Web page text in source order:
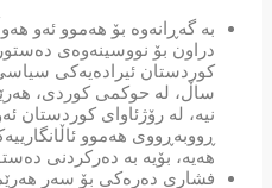
بە گەڕانەوە بۆ هەموو ئەو
دراون بۆ نووسینەوەی
ساڵ، لە حوکمی کوردی،
نیە، لە رۆژئاوای کوردستان
ڕووبەڕووی هەموو
هەیە، بۆیە بە دەرکردنی
فشاری دەرەکی بۆ سەر